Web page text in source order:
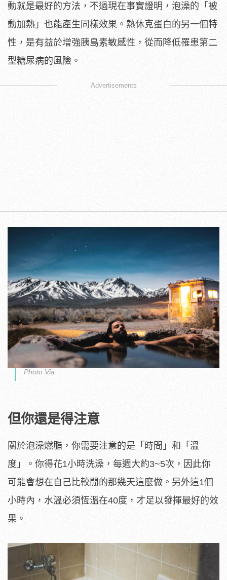
動就是最好的方法，不過現在事實證明，泡澡的「被
動加熱」也能產生同樣效果。熱休克蛋白的另一個特
性，是有益於增強胰島素敏感性，從而降低罹患第二
型糖尿病的風險。
Advertisements
Photo Via
但你還是得注意
關於泡澡燃脂，你需要注意的是「時間」和「溫
度」。你得花1小時洗澡，每週大約3~5次，因此你
可能會想在自己比較閒的那幾天這麼做。另外這1個
小時內，水溫必須恆溫在40度，才足以發揮最好的效
果。